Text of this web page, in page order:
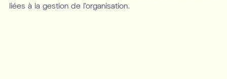
liées à la gestion de l’organisation.